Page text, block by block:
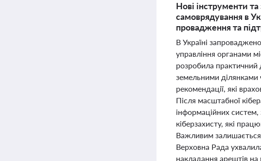
Нові інструменти
самоврядування в
провадження та
В Україні
управління органами
розробила
земельними ділянками
рекомендації, які
Після масштабної
інформаційних
кіберзахисту, які
Важливим залишається
Верховна Рада
накладання арештів